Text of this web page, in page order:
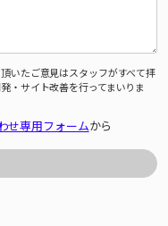
いたご意見はスタッフがすべて拝
・サイト改善を行ってまいりま
せ専用フォームから